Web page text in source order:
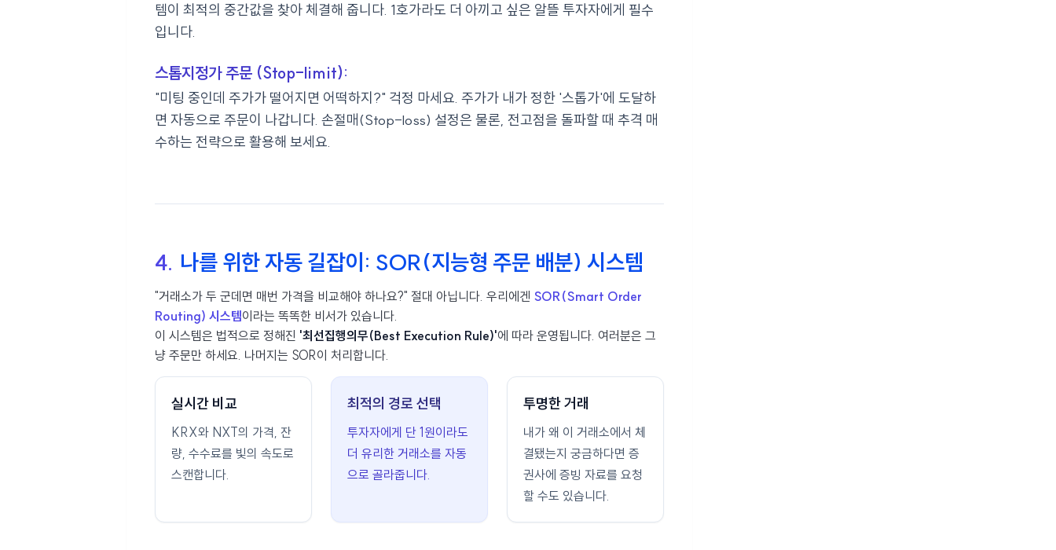
템이 최적의 중간값을 찾아 체결해 줍니다. 1호가라도 더 아끼고 싶은 알뜰 투자자에게 필수
입니다.
스톱지정가 주문 (Stop-limit):
"미팅 중인데 주가가 떨어지면 어떡하지?" 걱정 마세요. 주가가 내가 정한 '스톱가'에 도달하
면 자동으로 주문이 나갑니다. 손절매(Stop-loss) 설정은 물론, 전고점을 돌파할 때 추격 매
수하는 전략으로 활용해 보세요.
4. 나를 위한 자동 길잡이: SOR(지능형 주문 배분) 시스템
"거래소가 두 군데면 매번 가격을 비교해야 하나요?" 절대 아닙니다. 우리에겐 SOR(Smart Order
Routing) 시스템이라는 똑똑한 비서가 있습니다.
이 시스템은 법적으로 정해진 '최선집행의무(Best Execution Rule)'에 따라 운영됩니다. 여러분은 그
냥 주문만 하세요. 나머지는 SOR이 처리합니다.
실시간 비교
KRX와 NXT의 가격, 잔
량, 수수료를 빛의 속도로
스캔합니다.
최적의 경로 선택
투자자에게 단 1원이라도
더 유리한 거래소를 자동
으로 골라줍니다.
투명한 거래
내가 왜 이 거래소에서 체
결됐는지 궁금하다면 증
권사에 증빙 자료를 요청
할 수도 있습니다.